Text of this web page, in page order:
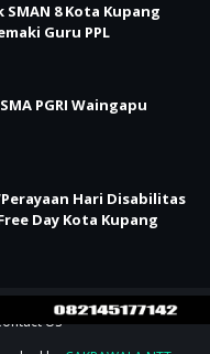
8 Kota Kupang
Guru PPL
PGRI Waingapu
Hari Disabilitas
Day Kota Kupang
Us